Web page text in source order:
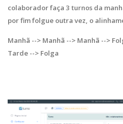
colaborador faça 3 turnos da
por fim folgue outra vez, o
Manhã --> Manhã --> Manhã -->
Tarde --> Folga